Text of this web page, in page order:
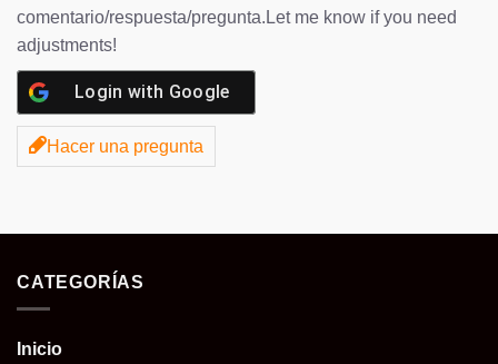
comentario/respuesta/pregunta.Let me know if you need
adjustments!
Login with Google
Hacer una pregunta
CATEGORÍAS
Inicio